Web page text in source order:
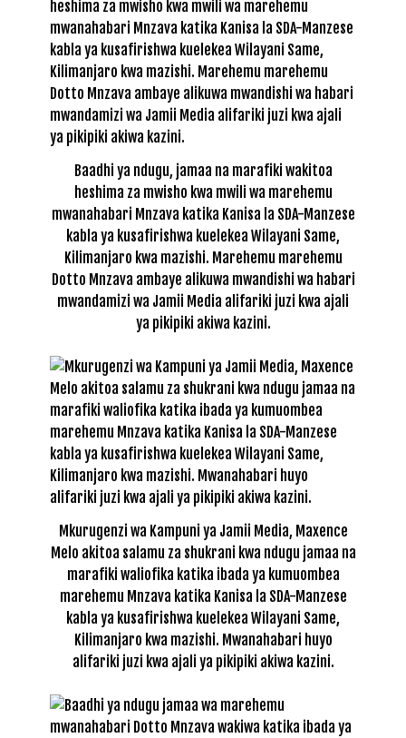
Baadhi ya ndugu, jamaa na marafiki wakitoa
heshima za mwisho kwa mwili wa marehemu
mwanahabari Mnzava katika Kanisa la SDA-Manzese
kabla ya kusafirishwa kuelekea Wilayani Same,
Kilimanjaro kwa mazishi. Marehemu marehemu
Dotto Mnzava ambaye alikuwa mwandishi wa habari
mwandamizi wa Jamii Media alifariki juzi kwa ajali
ya pikipiki akiwa kazini.
Mkurugenzi wa Kampuni ya Jamii Media, Maxence
Melo akitoa salamu za shukrani kwa ndugu jamaa na
marafiki waliofika katika ibada ya kumuombea
marehemu Mnzava katika Kanisa la SDA-Manzese
kabla ya kusafirishwa kuelekea Wilayani Same,
Kilimanjaro kwa mazishi. Mwanahabari huyo
alifariki juzi kwa ajali ya pikipiki akiwa kazini.